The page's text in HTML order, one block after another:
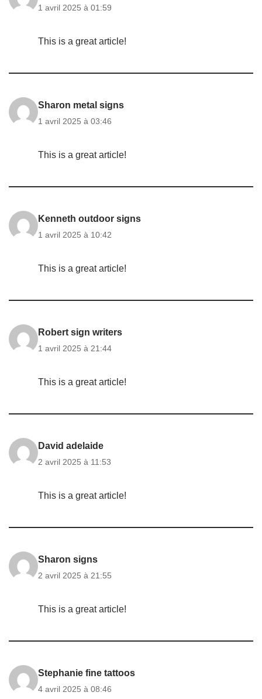
1 avril 2025 à 01:59
This is a great article!
Sharon metal signs
1 avril 2025 à 03:46
This is a great article!
Kenneth outdoor signs
1 avril 2025 à 10:42
This is a great article!
Robert sign writers
1 avril 2025 à 21:44
This is a great article!
David adelaide
2 avril 2025 à 11:53
This is a great article!
Sharon signs
2 avril 2025 à 21:55
This is a great article!
Stephanie fine tattoos
4 avril 2025 à 08:46